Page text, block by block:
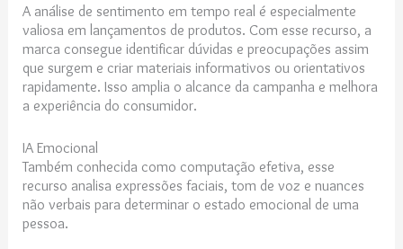
A análise de sentimento em tempo real é especialmente
valiosa em lançamentos de produtos. Com esse recurso, a
marca consegue identificar dúvidas e preocupações assim
que surgem e criar materiais informativos ou orientativos
rapidamente. Isso amplia o alcance da campanha e melhora
a experiência do consumidor.
IA Emocional
Também conhecida como computação efetiva, esse
recurso analisa expressões faciais, tom de voz e nuances
não verbais para determinar o estado emocional de uma
pessoa.